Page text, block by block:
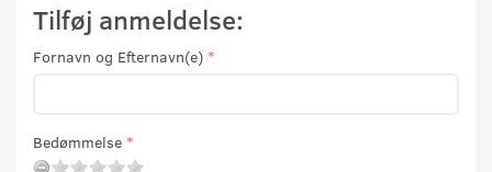
Tilføj anmeldelse:
Fornavn og Efternavn(e)
Bedømmelse